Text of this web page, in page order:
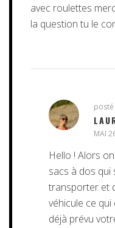
avec roulettes
la question tu le
MAI
Hello ! Alors
sacs à dos qui
transporter et
véhicule ce
déjà prévu